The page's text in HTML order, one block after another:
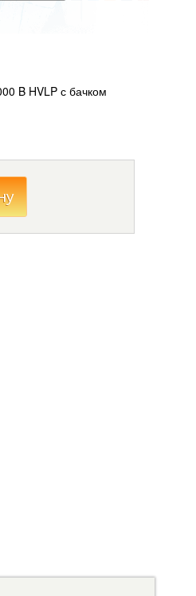
B HVLP с бачком